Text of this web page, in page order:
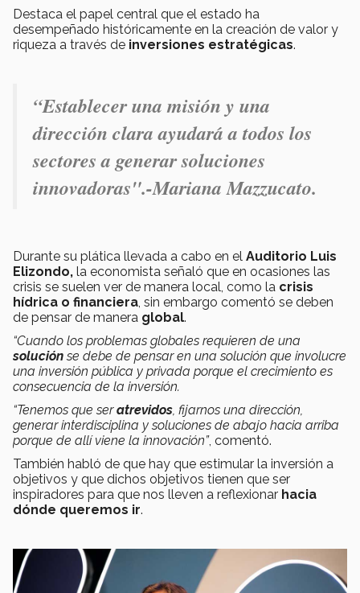
Destaca el papel central que el estado ha
desempeñado históricamente en la creación de valor y
riqueza a través de inversiones estratégicas.
“Establecer una misión y una
dirección clara ayudará a todos los
sectores a generar soluciones
innovadoras".-Mariana Mazzucato.
Durante su plática llevada a cabo en el Auditorio Luis
Elizondo, la economista señaló que en ocasiones las
crisis se suelen ver de manera local, como la crisis
hídrica o financiera, sin embargo comentó se deben
de pensar de manera global.
“Cuando los problemas globales requieren de una
soluciónse debe de pensar en una solución que involucre
una inversión pública y privada porque el crecimiento es
consecuencia de la inversión.
“Tenemos que seratrevidos, fijarnos una dirección,
generar interdisciplina y soluciones de abajo hacia arriba
porque de allí viene la innovación”, comentó.
También habló de que hay que estimular la inversión a
objetivos y que dichos objetivos tienen que ser
inspiradores para que nos lleven a reflexionar hacia
dónde queremos ir.